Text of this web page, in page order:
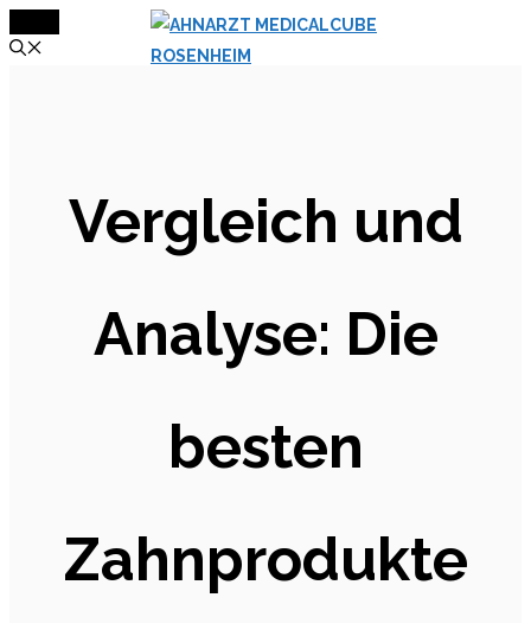
Inhalt
Vergleich und
Analyse: Die
besten
Zahnprodukte